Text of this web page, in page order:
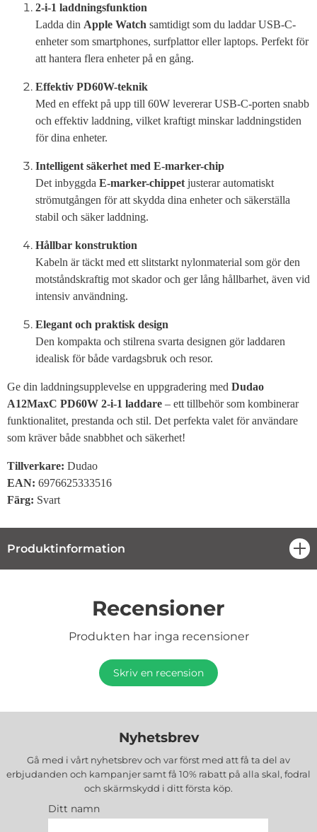
2-i-1 laddningsfunktion
Ladda din Apple Watch samtidigt som du laddar USB-C-
enheter som smartphones, surfplattor eller laptops. Perfekt för
att hantera flera enheter på en gång.
Effektiv PD60W-teknik
Med en effekt på upp till 60W levererar USB-C-porten snabb
och effektiv laddning, vilket kraftigt minskar laddningstiden
för dina enheter.
Intelligent säkerhet med E-marker-chip
Det inbyggda E-marker-chippet justerar automatiskt
strömutgången för att skydda dina enheter och säkerställa
stabil och säker laddning.
Hållbar konstruktion
Kabeln är täckt med ett slitstarkt nylonmaterial som gör den
motståndskraftig mot skador och ger lång hållbarhet, även vid
intensiv användning.
Elegant och praktisk design
Den kompakta och stilrena svarta designen gör laddaren
idealisk för både vardagsbruk och resor.
Ge din laddningsupplevelse en uppgradering med Dudao
A12MaxC PD60W 2-i-1 laddare – ett tillbehör som kombinerar
funktionalitet, prestanda och stil. Det perfekta valet för användare
som kräver både snabbhet och säkerhet!
Tillverkare: Dudao
EAN: 6976625333516
Färg: Svart
Produktinformation
Recensioner
Produkten har inga recensioner
Skriv en recension
Nyhetsbrev
Gå med i vårt nyhetsbrev och var först med att få ta del av
erbjudanden och kampanjer samt få 10% rabatt på alla skal, fodral
och skärmskydd i ditt första köp.
Ditt namn